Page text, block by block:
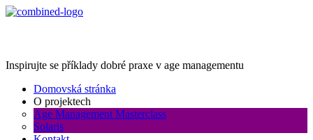
Inspirujte se příklady dobré praxe v age managementu
Domovská stránka
O projektech
Age Management Masterclass
Solaris